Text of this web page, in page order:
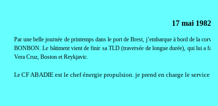
17 mai 1982 :
Par une belle journée de printemps dans le port de Brest, j’embarque à bord de la
BONBON. Le bâtiment vient de finir sa TLD (traversée de longue durée), qui lui a fait
Vera Cruz, Boston et Reykjavic.
Le CF ABADIE est le chef énergie propulsion. je prend en charge le service